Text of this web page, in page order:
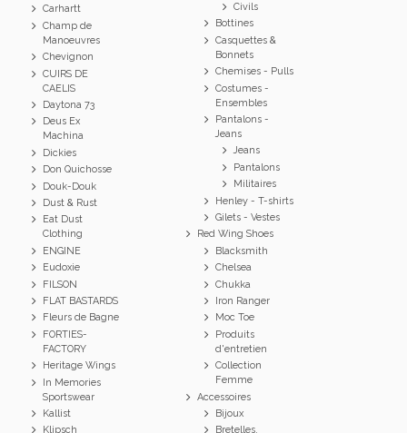
Carhartt
Champ de
Manoeuvres
Chevignon
CUIRS DE
CAELIS
Daytona 73
Deus Ex
Machina
Dickies
Don Quichosse
Douk-Douk
Dust & Rust
Eat Dust
Clothing
ENGINE
Eudoxie
FILSON
FLAT BASTARDS
Fleurs de Bagne
FORTIES-
FACTORY
Heritage Wings
In Memories
Sportswear
Kallist
Klipsch
Civils
Bottines
Casquettes &
Bonnets
Chemises - Pulls
Costumes -
Ensembles
Pantalons -
Jeans
Jeans
Pantalons
Militaires
Henley - T-shirts
Gilets - Vestes
Red Wing Shoes
Blacksmith
Chelsea
Chukka
Iron Ranger
Moc Toe
Produits
d'entretien
Collection
Femme
Accessoires
Bijoux
Bretelles,